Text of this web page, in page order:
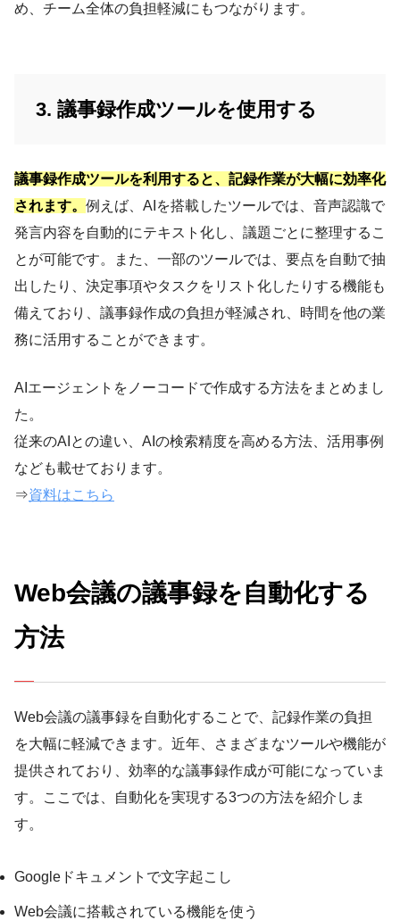
め、チーム全体の負担軽減にもつながります。
3. 議事録作成ツールを使用する
議事録作成ツールを利用すると、記録作業が大幅に効率化
されます。 例えば、AIを搭載したツールでは、音声認識で
発言内容を自動的にテキスト化し、議題ごとに整理するこ
とが可能です。また、一部のツールでは、要点を自動で抽
出したり、決定事項やタスクをリスト化したりする機能も
備えており、議事録作成の負担が軽減され、時間を他の業
務に活用することができます。
AIエージェントをノーコードで作成する方法をまとめまし
た。
従来のAIとの違い、AIの検索精度を高める方法、活用事例
なども載せております。
⇒資料はこちら
Web会議の議事録を自動化する
方法
Web会議の議事録を自動化することで、記録作業の負担
を大幅に軽減できます。近年、さまざまなツールや機能が
提供されており、効率的な議事録作成が可能になっていま
す。ここでは、自動化を実現する3つの方法を紹介しま
す。
Googleドキュメントで文字起こし
Web会議に搭載されている機能を使う